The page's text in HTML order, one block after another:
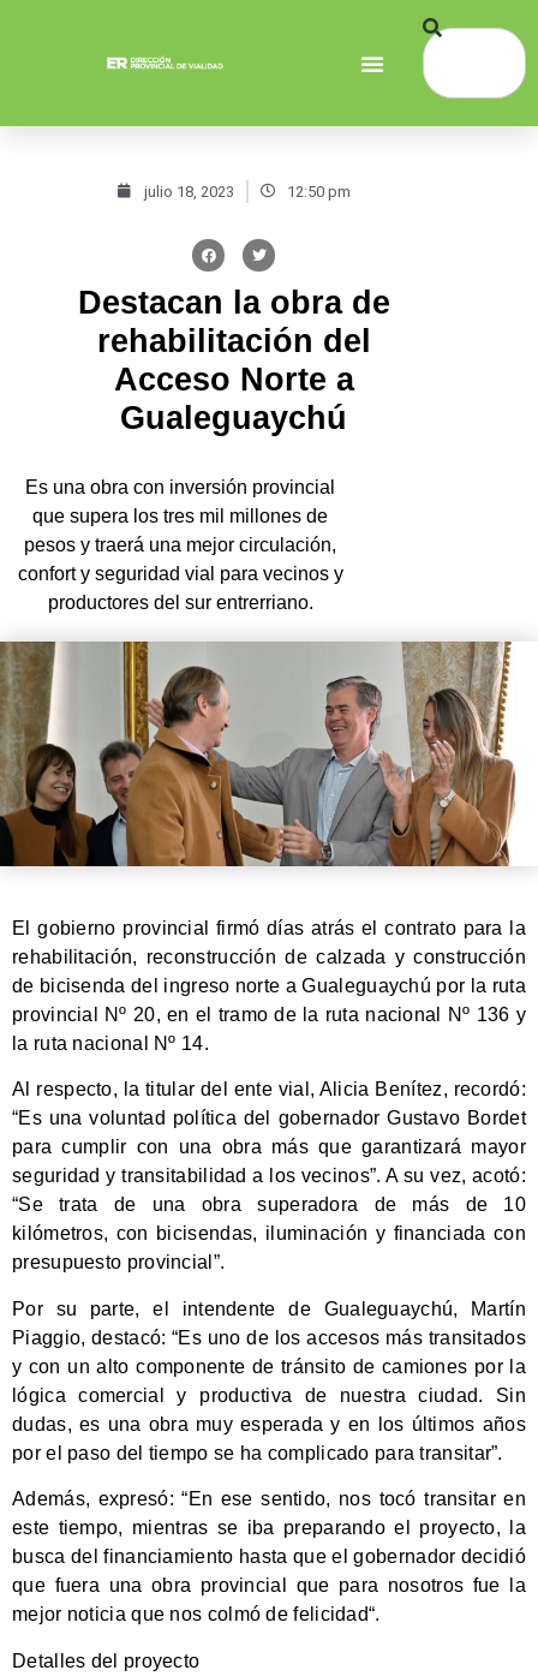
julio 18, 2023 12:50 pm
Destacan la obra de
rehabilitación del
Acceso Norte a
Gualeguaychú
Es una obra con inversión provincial
que supera los tres mil millones de
pesos y traerá una mejor circulación,
confort y seguridad vial para vecinos y
productores del sur entrerriano.
El gobierno provincial firmó días atrás el contrato para la
rehabilitación, reconstrucción de calzada y construcción
de bicisenda del ingreso norte a Gualeguaychú por la ruta
provincial Nº 20, en el tramo de la ruta nacional Nº 136 y
la ruta nacional Nº 14.
Al respecto, la titular del ente vial, Alicia Benítez, recordó:
“Es una voluntad política del gobernador Gustavo Bordet
para cumplir con una obra más que garantizará mayor
seguridad y transitabilidad a los vecinos”. A su vez, acotó:
“Se trata de una obra superadora de más de 10
kilómetros, con bicisendas, iluminación y financiada con
presupuesto provincial”.
Por su parte, el intendente de Gualeguaychú, Martín
Piaggio, destacó: “Es uno de los accesos más transitados
y con un alto componente de tránsito de camiones por la
lógica comercial y productiva de nuestra ciudad. Sin
dudas, es una obra muy esperada y en los últimos años
por el paso del tiempo se ha complicado para transitar”.
Además, expresó: “En ese sentido, nos tocó transitar en
este tiempo, mientras se iba preparando el proyecto, la
busca del financiamiento hasta que el gobernador decidió
que fuera una obra provincial que para nosotros fue la
mejor noticia que nos colmó de felicidad“.
Detalles del proyecto